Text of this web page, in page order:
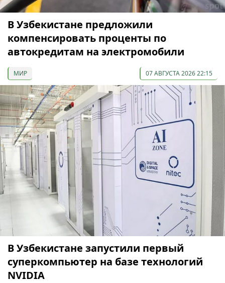
В Узбекистане предложили
компенсировать проценты по
автокредитам на электромобили
МИР 07 АВГУСТА 2026 22:15
В Узбекистане запустили первый
суперкомпьютер на базе технологий
NVIDIA